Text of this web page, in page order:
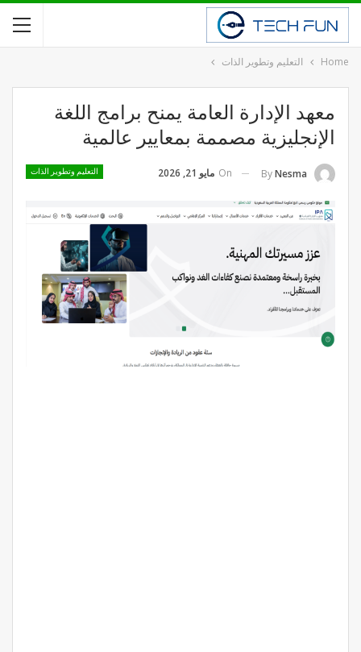
Home التعليم وتطوير الذات
معهد الإدارة العامة يمنح برامج اللغة
الإنجليزية مصممة بمعايير عالمية
التعليم وتطوير الذات ByNesma
On مايو 21, 2026